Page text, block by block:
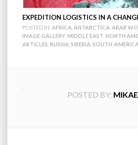
EXPEDITION LOGISTICS IN A
POSTED IN: AFRICA ANTARCTICA ARAB
IMAGE GALLERY MIDDLE EAST NORTH
ARTICLES RUSSIA SIBERIA SOUTH-AMERICA
POSTED BY: